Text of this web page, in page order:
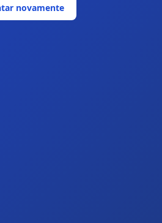
novamente